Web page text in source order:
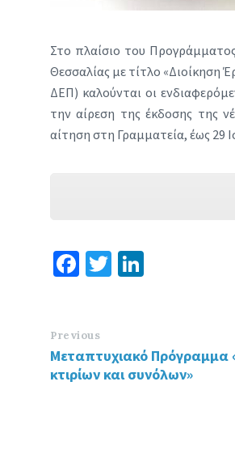
Στο πλαίσιο του
Θεσσαλίας με τίτλο
ΔΕΠ) καλούνται οι
την αίρεση της έκδοσης της
αίτηση στη Γραμματεία, έως 29
Fa
o
o
T
dI
n
Previous
Μεταπτυχιακό Πρόγραμμα
κτιρίων και συνόλων»